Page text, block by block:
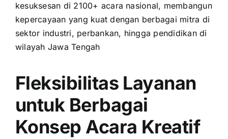
kesuksesan di 2100+ acara nasional, membangun
kepercayaan yang kuat dengan berbagai mitra di
sektor industri, perbankan, hingga pendidikan di
wilayah Jawa Tengah
Fleksibilitas Layanan
untuk Berbagai
Konsep Acara Kreatif